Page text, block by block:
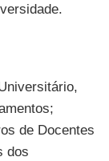
de Docentes
dos